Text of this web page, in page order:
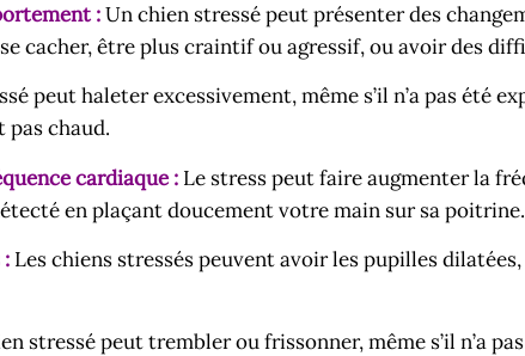
:Un chien stressé peut présenter des
cacher, être plus craintif ou agressif, ou avoir des
peut haleter excessivement, même s’il n’a pas été
pas chaud.
cardiaque : Le stress peut faire augmenter la
en plaçant doucement votre main sur sa poitrine.
Les chiens stressés peuvent avoir les pupilles
stressé peut trembler ou frissonner, même s’il n’a